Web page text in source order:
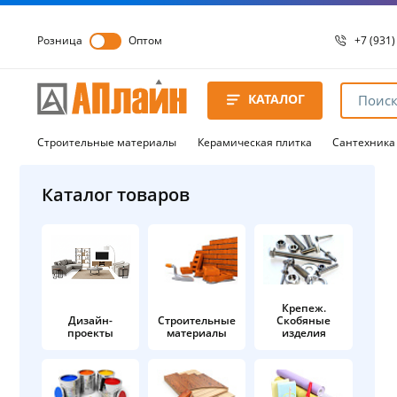
Розница Оптом +7
8 8172
8 8172
КАТАЛОГ
Строительные материалы Керамическая плитка Сантехника
Каталог товаров
Дизайн-
проекты
Строительные
материалы
Крепеж.
Скобяные
изделия